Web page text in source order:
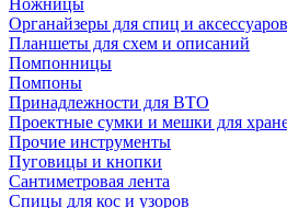
Ножницы
Органайзеры для спиц и аксессуаров
Планшеты для схем и описаний
Помпонницы
Помпоны
Принадлежности для ВТО
Проектные сумки и мешки для
Прочие инструменты
Пуговицы и кнопки
Сантиметровая лента
Спицы для кос и узоров